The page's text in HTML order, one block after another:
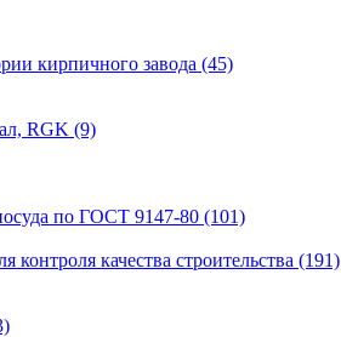
кирпичного завода (45)
RGK (9)
по ГОСТ 9147-80 (101)
качества строительства (191)